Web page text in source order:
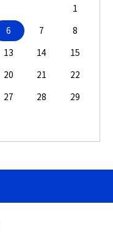
1
6 7
8
13 14
15
20 21
22
27 28
29